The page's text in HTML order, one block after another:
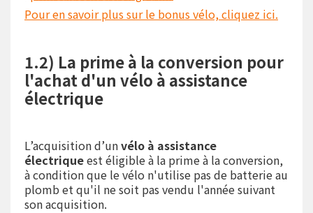
Pour en savoir plus sur le bonus vélo, cliquez ici.
1.2) La prime à la conversion pour
l'achat d'un vélo à assistance
électrique
L’acquisition d’unvélo à assistance
électriqueest éligible à la prime à la conversion,
à condition que le vélo n'utilise pas de batterie au
plomb et qu'il ne soit pas vendu l'année suivant
son acquisition.